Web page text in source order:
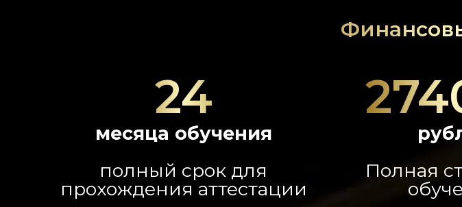
24
месяца обучения
полный срок для
прохождения аттестации
Полная